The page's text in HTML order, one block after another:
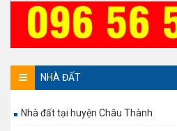
NHÀ ĐẤT
Nhà đất tại huyện Châu Thành